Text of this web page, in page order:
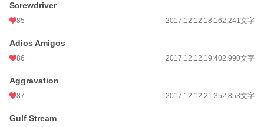
Screwdriver
85 2017.12.12 18:162,241文字
Adios Amigos
86 2017.12.12 19:402,990文字
Aggravation
87 2017.12.12 21:352,853文字
Gulf Stream